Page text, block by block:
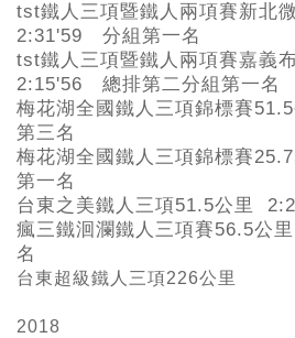
tst鐵人三項暨鐵人兩項賽新北
2:31'59 分組第一名
tst鐵人三項暨鐵人兩項賽嘉義
2:15'56 總排第二分組第一名
梅花湖全國鐵人三項錦標賽
第三名
梅花湖全國鐵人三項錦標賽
第一名
台東之美鐵人三項51.5公里
瘋三鐵洄瀾鐵人三項賽56.5公
名
台東超級鐵人三項226公里
2018